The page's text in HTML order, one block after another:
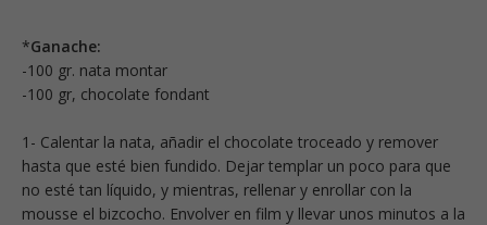
*Ganache:
-100 gr. nata montar
-100 gr, chocolate fondant
1- Calentar la nata, añadir el chocolate troceado y remover
hasta que esté bien fundido. Dejar templar un poco para que
no esté tan líquido, y mientras, rellenar y enrollar con la
mousse el bizcocho. Envolver en film y llevar unos minutos a la